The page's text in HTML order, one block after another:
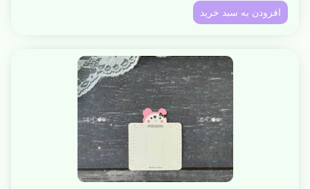
افزودن به سبد خرید